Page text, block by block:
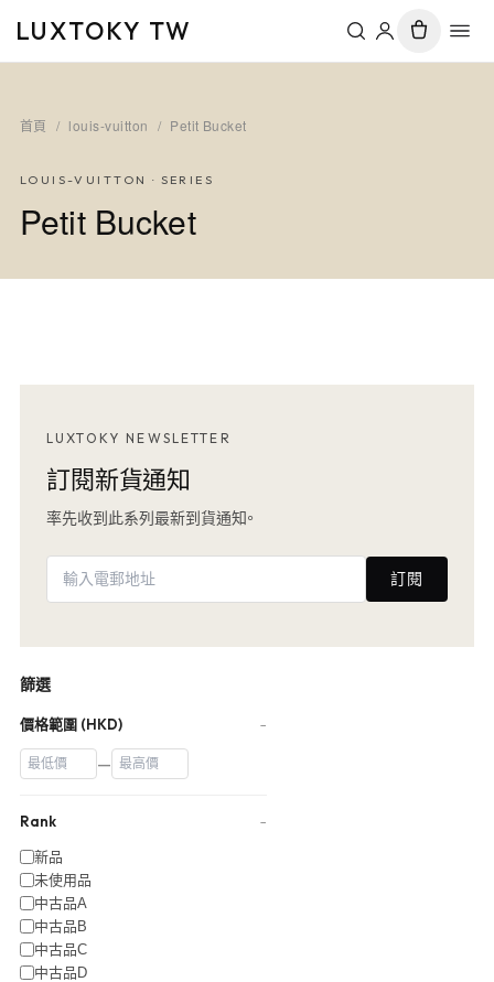
LUXTOKY TW
首頁 / louis-vuitton / Petit Bucket
LOUIS-VUITTON · SERIES
Petit Bucket
LUXTOKY NEWSLETTER
訂閱新貨通知
率先收到此系列最新到貨通知。
訂閱
篩選
價格範圍 (HKD) −
—
Rank −
新品
未使用品
中古品A
中古品B
中古品C
中古品D